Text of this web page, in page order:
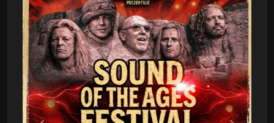
Poprzedni Następny